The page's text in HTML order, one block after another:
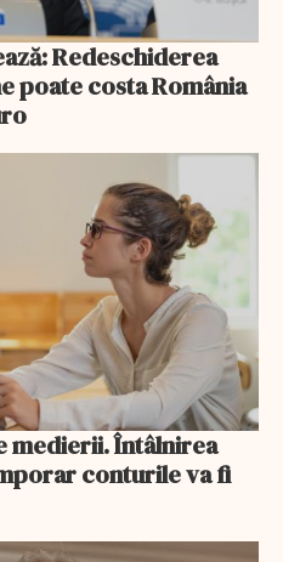
Redeschiderea
poate costa România
medierii. Întâlnirea
conturile va fi